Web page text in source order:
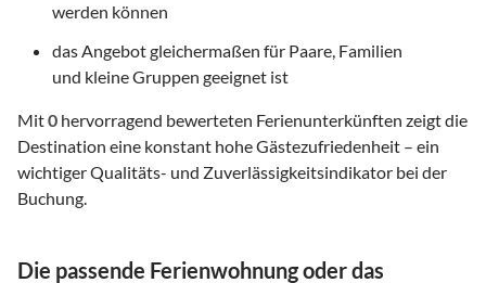
werden können
das Angebot gleichermaßen für Paare, Familien
und kleine Gruppen geeignet ist
Mit0 hervorragend bewerteten Ferienunterkünften zeigt die
Destination eine konstant hohe Gästezufriedenheit – ein
wichtiger Qualitäts- und Zuverlässigkeitsindikator bei der
Buchung.
Die passende Ferienwohnung oder das